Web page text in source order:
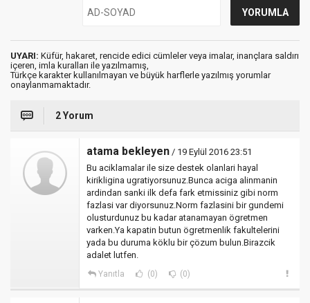
UYARI: Küfür, hakaret, rencide edici cümleler veya imalar, inançlara saldırı
içeren, imla kuralları ile yazılmamış,
Türkçe karakter kullanılmayan ve büyük harflerle yazılmış yorumlar
onaylanmamaktadır.
2 Yorum
atama bekleyen / 19 Eylül 2016 23:51
Bu aciklamalar ile size destek olanlari hayal
kirikligina ugratiyorsunuz.Bunca aciga alinmanin
ardindan sanki ilk defa fark etmissiniz gibi norm
fazlasi var diyorsunuz.Norm fazlasini bir gundemi
olusturdunuz bu kadar atanamayan ögretmen
varken.Ya kapatin butun ögretmenlik fakultelerini
yada bu duruma köklu bir çözum bulun.Birazcik
adalet lutfen.
Yanıtla (0) (0)